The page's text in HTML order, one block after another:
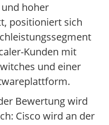
hoher
positioniert sich
Kunden mit
und einer
Bewertung wird
Cisco wird an der